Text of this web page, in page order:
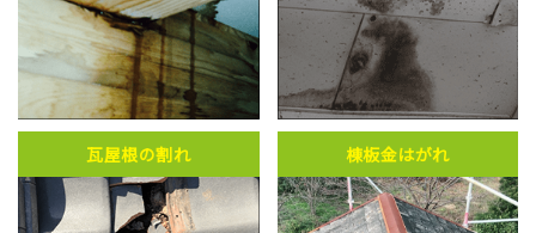
瓦屋根の割れ 棟板金はがれ